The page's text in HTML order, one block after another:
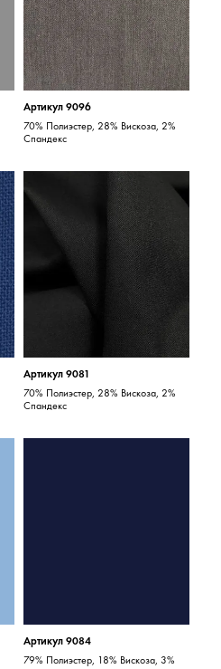
Артикул 9096
70% Полиэстер, 28% Вискоза, 2%
Спандекс
Артикул 9081
70% Полиэстер, 28% Вискоза, 2%
Спандекс
Артикул 9084
79% Полиэстер, 18% Вискоза, 3%